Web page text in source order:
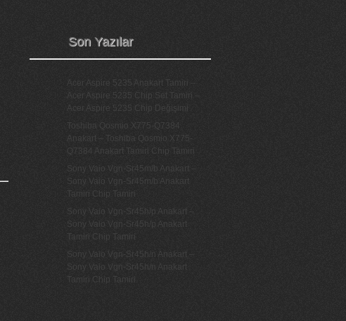
Son Yazılar
Acer Aspire 5235 Anakart Tamiri –
Acer Aspire 5235 Chip Set Tamiri –
Acer Aspire 5235 Chip Değişimi
Toshiba Qosmio X775-Q7384
Anakart – Toshiba Qosmio X775-
Q7384 Anakart Tamiri Chip Tamiri
Sony Vaio Vgn-Sr45m/b Anakart –
Sony Vaio Vgn-Sr45m/b Anakart
Tamiri Chip Tamiri
Sony Vaio Vgn-Sr45h/p Anakart –
Sony Vaio Vgn-Sr45h/p Anakart
Tamiri Chip Tamiri
Sony Vaio Vgn-Sr45h/n Anakart –
Sony Vaio Vgn-Sr45h/n Anakart
Tamiri Chip Tamiri